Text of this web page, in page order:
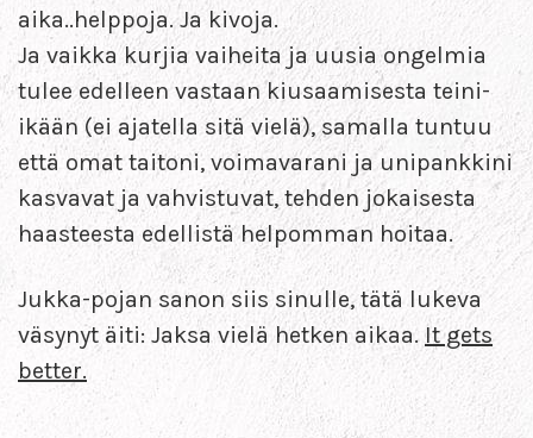
aika..helppoja. Ja kivoja.
Ja vaikka kurjia vaiheita ja uusia ongelmia
tulee edelleen vastaan kiusaamisesta teini-
ikään (ei ajatella sitä vielä), samalla tuntuu
että omat taitoni, voimavarani ja unipankkini
kasvavat ja vahvistuvat, tehden jokaisesta
haasteesta edellistä helpomman hoitaa.
Jukka-pojan sanon siis sinulle, tätä lukeva
väsynyt äiti: Jaksa vielä hetken aikaa. It gets
better.